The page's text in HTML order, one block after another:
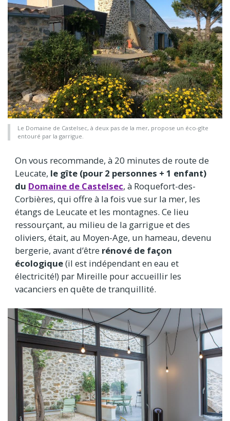
Le Domaine de Castelsec, à deux pas de la mer, propose un éco-gîte
entouré par la garrigue.
On vous recommande, à 20 minutes de route de
Leucate, le gîte (pour 2 personnes + 1 enfant)
du Domaine de Castelsec, à Roquefort-des-
Corbières, qui offre à la fois vue sur la mer, les
étangs de Leucate et les montagnes. Ce lieu
ressourçant, au milieu de la garrigue et des
oliviers, était, au Moyen-Age, un hameau, devenu
bergerie, avant d’être rénové de façon
écologique(il est indépendant en eau et
électricité!) par Mireille pour accueillir les
vacanciers en quête de tranquillité.